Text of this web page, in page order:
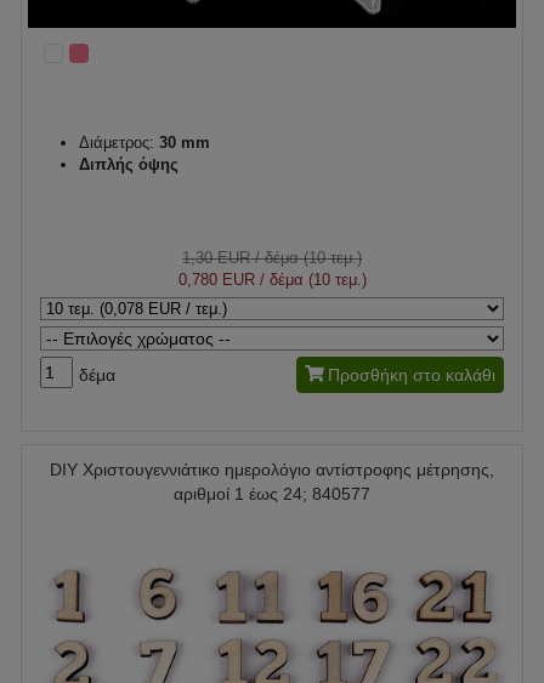
Διάμετρος: 30 mm
Διπλής όψης
1,30 EUR/ δέμα (10 τεμ.)
0,780 EUR/ δέμα (10 τεμ.)
δέμα Προσθήκη στο καλάθι
DIY Χριστουγεννιάτικο ημερολόγιο αντίστροφης μέτρησης,
αριθμοί 1 έως 24; 840577